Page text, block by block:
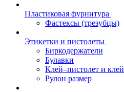
Пластиковая фурнитура
Фастексы (трезубцы)
Этикетки и пистолеты
Биркодержатели
Булавки
Клей–пистолет и клей
Рулон размер